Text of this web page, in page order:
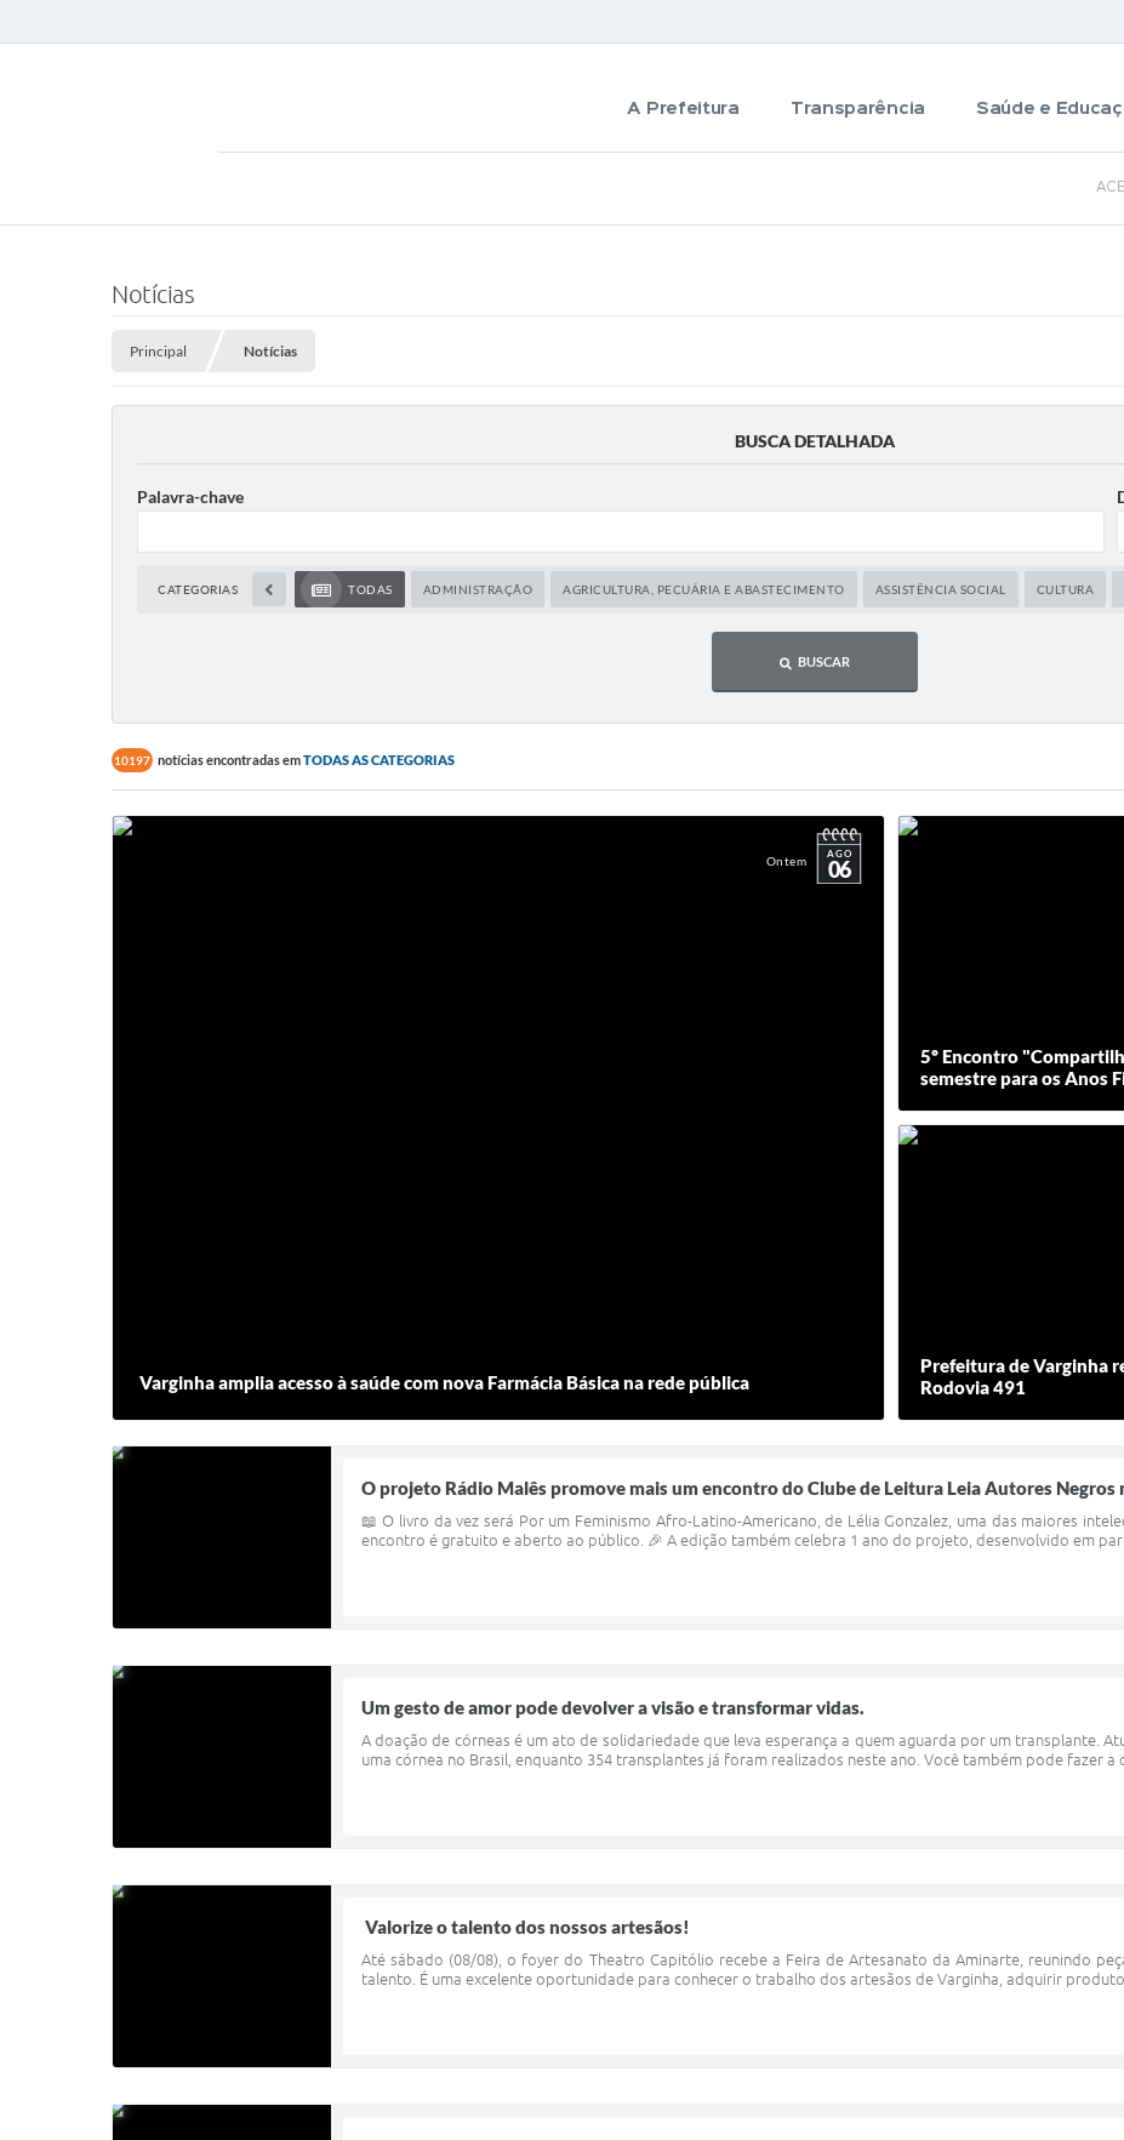
A Prefeitura Transparência Saúde e
Notícias
Principal Notícias
BUSCA DETALHADA
Palavra-chave
CATEGORIAS TODAS ADMINISTRAÇÃO AGRICULTURA, PECUÁRIA E ABASTECIMENTO ASSISTÊNCIA SOCIAL CULTURA
BUSCAR
10197 notícias encontradas emTODAS AS CATEGORIAS
Ontem AGO
06
Varginha amplia acesso à saúde com nova Farmácia Básica na rede pública
5º Encontro
semestre para os Anos
Prefeitura de Varginha
Rodovia 491
O projeto Rádio Malês promove mais um encontro do Clube de Leitura Leia Autores
📖 O livro da vez será Por um Feminismo Afro-Latino-Americano, de Lélia Gonzalez, uma das maiores
encontro é gratuito e aberto ao público. 🎉 A edição também celebra 1 ano do projeto, desenvolvido em
Um gesto de amor pode devolver a visão e transformar vidas.
A doação de córneas é um ato de solidariedade que leva esperança a quem aguarda por um transplante.
uma córnea no Brasil, enquanto 354 transplantes já foram realizados neste ano. Você também pode fazer a
Valorize o talento dos nossos artesãos!
Até sábado (08/08), o foyer do Theatro Capitólio recebe a Feira de Artesanato da Aminarte, reunindo
talento. É uma excelente oportunidade para conhecer o trabalho dos artesãos de Varginha, adquirir